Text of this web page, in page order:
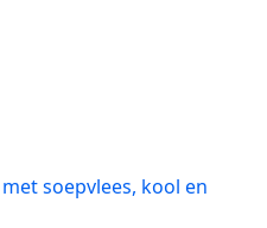
soepvlees, kool en